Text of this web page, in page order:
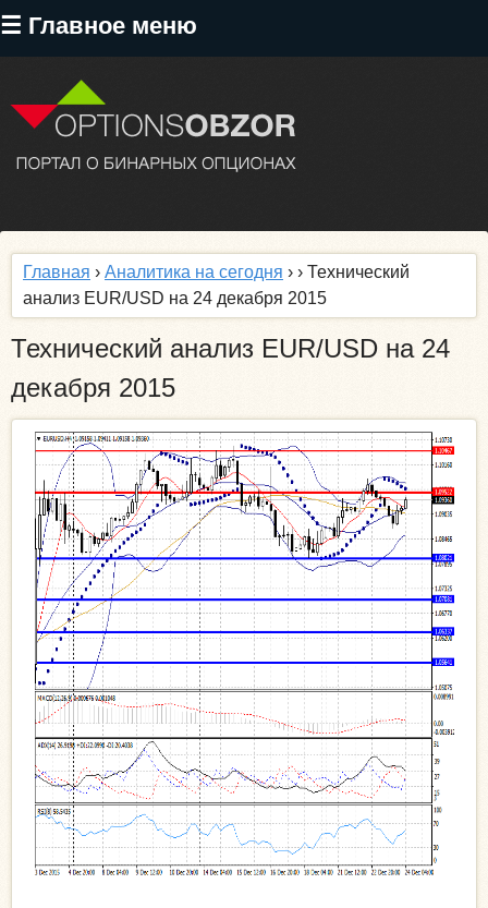
☰ Главное меню
Перейти
содержанию
Главная › Аналитика на сегодня › › Технический
анализ EUR/USD на 24 декабря 2015
Технический анализ EUR/USD на 24
декабря 2015